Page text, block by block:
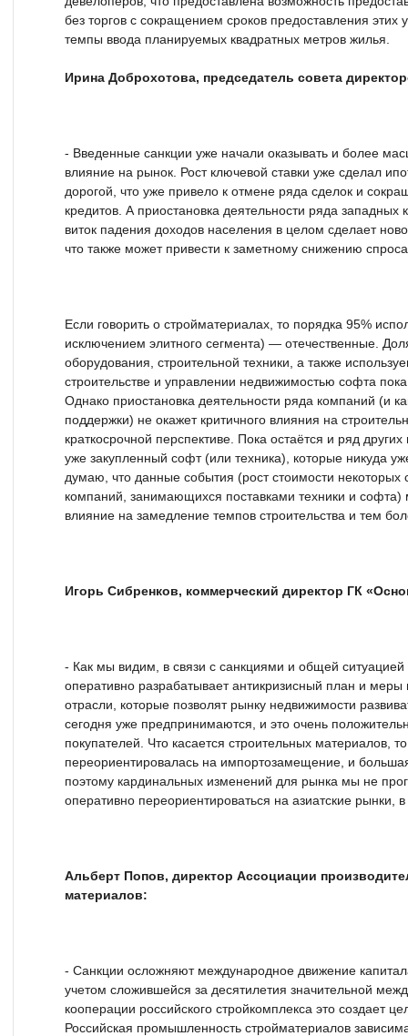
без торгов с сокращением сроков предоставления этих
темпы ввода планируемых квадратных метров жилья.
Ирина Доброхотова, председатель совета
- Введенные санкции уже начали оказывать и более
влияние на рынок. Рост ключевой ставки уже сделал
дорогой, что уже привело к отмене ряда сделок и
кредитов. А приостановка деятельности ряда
виток падения доходов населения в целом сделает
что также может привести к заметному снижению
Если говорить о стройматериалах, то порядка 95%
исключением элитного сегмента) — отечественные.
оборудования, строительной техники, а также
строительстве и управлении недвижимостью софта
Однако приостановка деятельности ряда компаний (и
поддержки) не окажет критичного влияния на
краткосрочной перспективе. Пока остаётся и ряд
уже закупленный софт (или техника), которые никуда
думаю, что данные события (рост стоимости некоторых
компаний, занимающихся поставками техники и софта)
влияние на замедление темпов строительства и тем
Игорь Сибренков, коммерческий директор ГК
- Как мы видим, в связи с санкциями и общей ситуацией
оперативно разрабатывает антикризисный план и меры
отрасли, которые позволят рынку недвижимости
сегодня уже предпринимаются, и это очень
покупателей. Что касается строительных материалов,
переориентировалась на импортозамещение, и
поэтому кардинальных изменений для рынка мы не
оперативно переориентироваться на азиатские рынки,
Альберт Попов, директор Ассоциации
материалов:
- Санкции осложняют международное движение
учетом сложившейся за десятилетия значительной
кооперации российского стройкомплекса это создает
Российская промышленность стройматериалов